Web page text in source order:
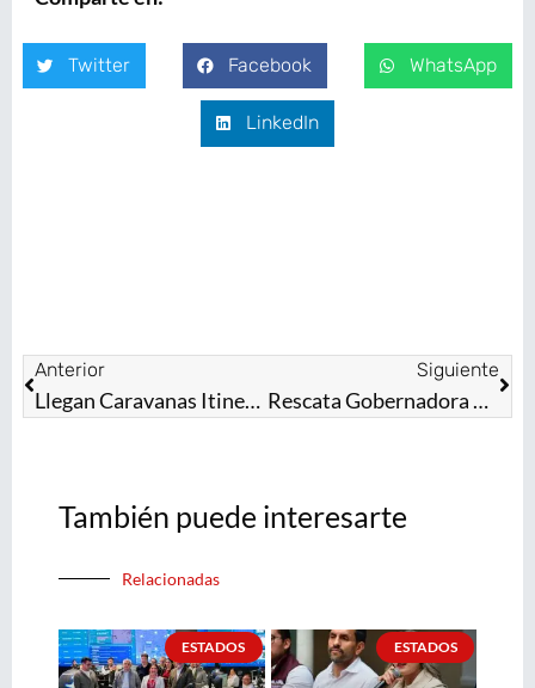
Twitter Facebook WhatsApp
LinkedIn
Anterior
Llegan Caravanas Itinerantes por la Justicia Social a Calimaya y Chimalhuacán
Siguiente
Rescata Gobernadora Delfina Gómez Álvarez proyectos sociales para la región oriente del Estado de México
También puede interesarte
Relacionadas
ESTADOS ESTADOS